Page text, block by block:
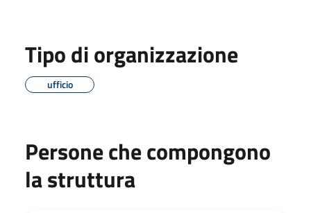
Tipo di organizzazione
ufficio
Persone che compongono
la struttura